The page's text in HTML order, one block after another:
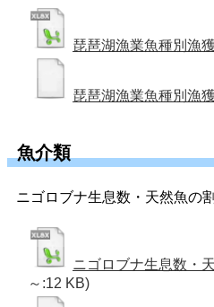
琵琶湖漁業魚種別漁
琵琶湖漁業魚種別漁
魚介類
ニゴロブナ生息数・天然魚の
ニゴロブナ生息数・
～:12 KB)